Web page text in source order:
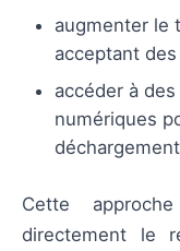
augmenter le
acceptant
accéder à
numériques
Cette
directement le